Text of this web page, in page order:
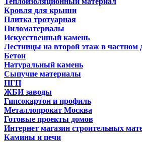
Кровля для крыши
Плитка тротуарная
Пиломатериалы
Искусственный камень
Лестницы на второй этаж в частном
Бетон
Натуральный камень
Сыпучие материалы
ПГП
ЖБИ заводы
Гипсокартон и профиль
Металлопрокат Москва
Готовые проекты домов
Интернет магазин строительных
Камины и печи